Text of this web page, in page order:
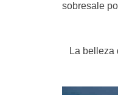
sobresale
La belleza